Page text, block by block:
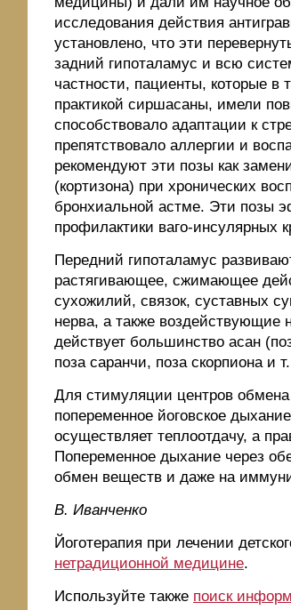
исследования действия
установлено, что эти
задний гипоталамус и всю
частности, пациенты, которые в
практикой сиршасаны, имели
способствовало адаптации к
препятствовало аллергии и
рекомендуют эти позы как
(кортизона) при хронических
бронхиальной астме. Эти позы
профилактики ваго-инсулярных
Передний гипоталамус
растягивающее, сжимающее
сухожилий, связок, суставных
нерва, а также воздействующие
действует большинство асан
поза саранчи, поза скорпиона и
Для стимуляции центров
попеременное йоговское
осуществляет теплоотдачу, а
Попеременное дыхание через
обмен веществ и даже на
B. Ивaнчeнкo
Йоготерапия при лечении
нетрадиционной медицине.
Используйте также поиск